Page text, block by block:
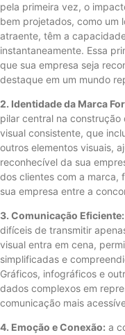
pela primeira vez, o
bem projetados, como um
atraente, têm a
instantaneamente. Essa
que sua empresa seja
destaque em um mundo
2. Identidade da Marca
pilar central na
visual consistente, que
outros elementos visuais,
reconhecível da sua
dos clientes com a marca,
sua empresa entre a
3. Comunicação Eficiente:
difíceis de transmitir
visual entra em cena,
simplificadas e
Gráficos, infográficos e
dados complexos em
comunicação mais
4. Emoção e Conexão: a